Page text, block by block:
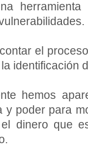
el
identificación
hemos
y poder para
dinero que